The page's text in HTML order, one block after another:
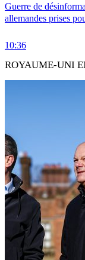
Guerre de
allemandes prises
10:36
ROYAUME-UNI